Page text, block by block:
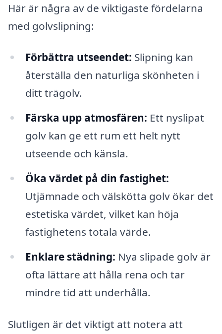
Här är några av de viktigaste fördelarna
med golvslipning:
Förbättra utseendet: Slipning kan
återställa den naturliga skönheten i
ditt trägolv.
Färska upp atmosfären: Ett nyslipat
golv kan ge ett rum ett helt nytt
utseende och känsla.
Öka värdet på din fastighet:
Utjämnade och välskötta golv ökar det
estetiska värdet, vilket kan höja
fastighetens totala värde.
Enklare städning: Nya slipade golv är
ofta lättare att hålla rena och tar
mindre tid att underhålla.
Slutligen är det viktigt att notera att